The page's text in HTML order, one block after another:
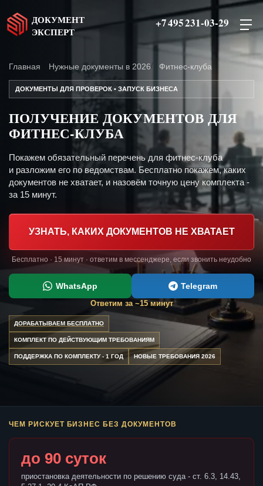
ДОКУМЕНТ
ЭКСПЕРТ
+7 495 231-03-29
Главная Нужные документы в 2026 Фитнес-клуба
ДОКУМЕНТЫ ДЛЯ ПРОВЕРОК • ЗАПУСК БИЗНЕСА
ПОЛУЧЕНИЕ ДОКУМЕНТОВ ДЛЯ
ФИТНЕС-КЛУБА
Покажем обязательный перечень для фитнес-клуба
и разложим его по ведомствам. Бесплатно покажем, каких
документов не хватает, и назовём точную цену комплекта -
за 15 минут.
УЗНАТЬ, КАКИХ ДОКУМЕНТОВ НЕ ХВАТАЕТ
Бесплатно · 15 минут · ответим в мессенджере, если звонить неудобно
WhatsApp Telegram
Ответим за ~15 минут
ДОРАБАТЫВАЕМ БЕСПЛАТНО
КОМПЛЕКТ ПО ДЕЙСТВУЮЩИМ ТРЕБОВАНИЯМ
ПОДДЕРЖКА ПО КОМПЛЕКТУ - 1 ГОД НОВЫЕ ТРЕБОВАНИЯ 2026
ЧЕМ РИСКУЕТ БИЗНЕС БЕЗ ДОКУМЕНТОВ
до 90 суток
приостановка деятельности по решению суда - ст. 6.3, 14.43,